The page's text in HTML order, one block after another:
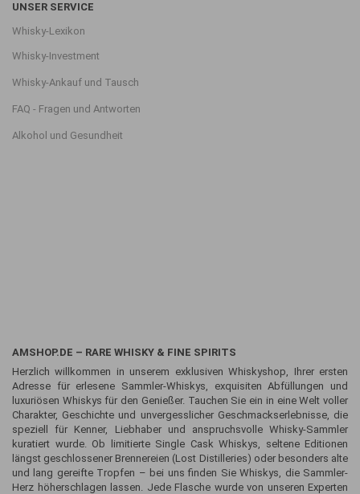
UNSER SERVICE
Whisky-Lexikon
Whisky-Investment
Whisky-Ankauf und Tausch
FAQ - Fragen und Antworten
Alkohol und Gesundheit
AMSHOP.DE – RARE WHISKY & FINE SPIRITS
Herzlich willkommen in unserem exklusiven Whiskyshop, Ihrer ersten
Adresse für erlesene Sammler-Whiskys, exquisiten Abfüllungen und
luxuriösen Whiskys für den Genießer. Tauchen Sie ein in eine Welt voller
Charakter, Geschichte und unvergesslicher Geschmackserlebnisse, die
speziell für Kenner, Liebhaber und anspruchsvolle Whisky-Sammler
kuratiert wurde. Ob limitierte Single Cask Whiskys, seltene Editionen
längst geschlossener Brennereien (Lost Distilleries) oder besonders alte
und lang gereifte Tropfen – bei uns finden Sie Whiskys, die Sammler-
Herz höherschlagen lassen. Jede Flasche wurde von unseren Experten